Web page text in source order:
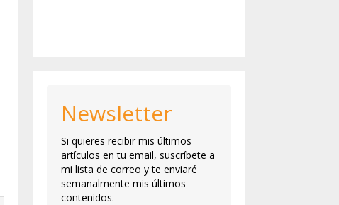
Newsletter
Si quieres recibir mis últimos
artículos en tu email, suscríbete a
mi lista de correo y te enviaré
semanalmente mis últimos
contenidos.